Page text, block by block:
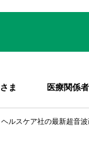
ま 医療関係
ヘルスケア社の最新超音